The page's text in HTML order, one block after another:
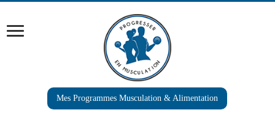
Mes Programmes Musculation & Alimentation